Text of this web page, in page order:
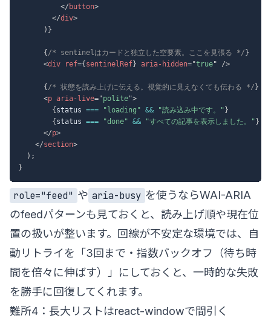
</ button>
</div>
) }
{ /* sentinelはカードと独立した空要素。ここを見張る */ }
<div ref={ sentinelRef} aria-hidden="true" />
{ /* 状態を読み上げに伝える。視覚的に見えなくても伝わる */ }
<p aria-live="polite">
{ status === "loading" && "読み込み中です。" }
{ status === "done" && "すべての記事を表示しました。" }
</p>
</section>
) ;
}
role="feed" や aria-busy を使うならWAI-ARIA
のfeedパターンも見ておくと、読み上げ順や現在位
置の扱いが整います。回線が不安定な環境では、自
動リトライを「3回まで・指数バックオフ（待ち時
間を倍々に伸ばす）」にしておくと、一時的な失敗
を勝手に回復してくれます。
難所4：長大リストはreact-windowで間引く